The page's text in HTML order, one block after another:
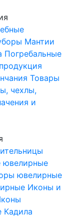
Мантии
Погребальные
Товары
чехлы,
и
ювелирные
ювелирные
Иконы и
Кадила